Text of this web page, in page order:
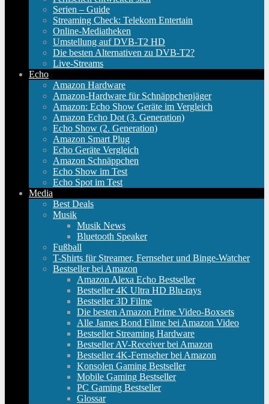
Serien – Guide
Streaming Check: Telekom Entertain
Online-Mediatheken
Umstellung auf DVB-T2 HD
Die besten Alternativen zu DVB-T2?
Live-Streams
Echo
Amazon Hardware
Amazon-Hardware für Schnäppchenjäger
Amazon: Echo Show Geräte im Vergleich
Amazon Echo Dot (3. Generation)
Echo Show (2. Generation)
Amazon Smart Plug
Echo Geräte Vergleich
Amazon Schnäppchen
Echo Show im Test
Echo Spot im Test
Media
Best Deals
Musik
Musik News
Bluetooth Speaker
Fußball
T-Shirts für Streamer, Fernseher und Binge-Watcher
Bestseller bei Amazon
Amazon Alexa Echo Bestseller
Bestseller 4K Ultra HD Blu-rays
Bestseller 3D Filme
Die besten Amazon Prime Video-Boxsets
Alle James Bond Filme bei Amazon Video
Bestseller Streaming Hardware
Bestseller AV-Receiver bei Amazon
Bestseller 4K-Fernseher bei Amazon
Konsolen Gaming Bestseller
Mobile Gaming Bestseller
PC Gaming Bestseller
Glossar